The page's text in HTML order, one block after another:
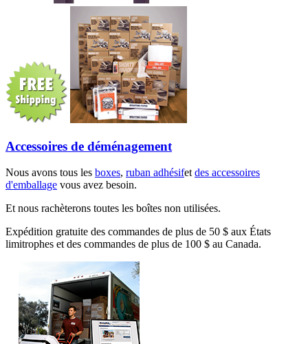
Accessoires de déménagement
Nous avons tous les boxes, ruban adhésifetdes accessoires
d'emballage vous avez besoin.
Et nous rachèterons toutes les boîtes non utilisées.
Expédition gratuite des commandes de plus de 50 $ aux États
limitrophes et des commandes de plus de 100 $ au Canada.